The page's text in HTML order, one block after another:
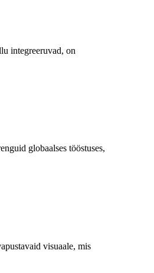
integreeruvad, on
globaalses tööstuses,
visuaale, mis